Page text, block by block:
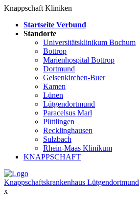
Knappschaft Kliniken
Startseite Verbund
Standorte
Universitätsklinikum Bochum
Bottrop
Marienhospital Bottrop
Dortmund
Gelsenkirchen-Buer
Kamen
Lünen
Lütgendortmund
Paracelsus Marl
Püttlingen
Recklinghausen
Sulzbach
Rhein-Maas Klinikum
KNAPPSCHAFT
Knappschaftskrankenhaus Lütgendortmund
x